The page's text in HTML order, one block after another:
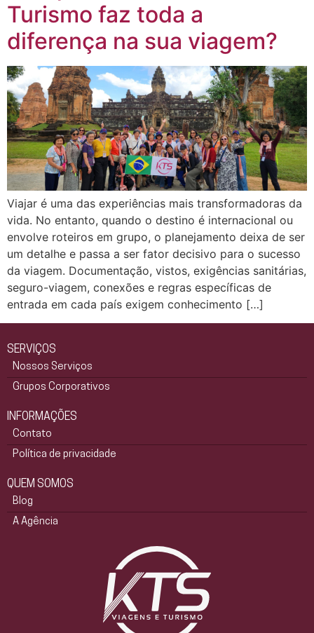
Turismo faz toda a
diferença na sua viagem?
Viajar é uma das experiências mais transformadoras da
vida. No entanto, quando o destino é internacional ou
envolve roteiros em grupo, o planejamento deixa de ser
um detalhe e passa a ser fator decisivo para o sucesso
da viagem. Documentação, vistos, exigências sanitárias,
seguro-viagem, conexões e regras específicas de
entrada em cada país exigem conhecimento […]
SERVIÇOS
Nossos Serviços
Grupos Corporativos
INFORMAÇÕES
Contato
Política de privacidade
QUEM SOMOS
Blog
A Agência